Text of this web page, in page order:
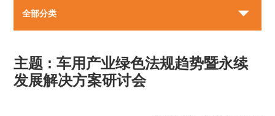
全部分类
主题 : 车用产业绿色法规趋势暨永续
发展解决方案研讨会